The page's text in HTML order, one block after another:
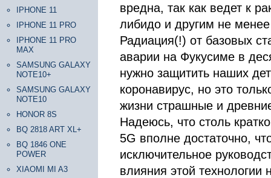
IPHONE 11
IPHONE 11 PRO
IPHONE 11 PRO
MAX
SAMSUNG GALAXY
NOTE10+
SAMSUNG GALAXY
NOTE10
HONOR 8S
BQ 2818 ART XL+
BQ 1846 ONE
POWER
XIAOMI MI A3
вредна, так как ведет к
либидо и другим не
Радиация(!) от базовых
аварии на Фукусиме в
нужно защитить наших
коронавирус, но это
жизни страшные и
Надеюсь, что столь
5G вполне достаточно,
исключительное
влияния этой